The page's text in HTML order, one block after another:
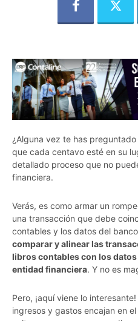
¿Alguna vez te has
que cada centavo esté en su
detallado proceso que no
financiera.
Verás, es como armar un
una transacción que debe
contables y los datos del
comparar y alinear las
libros contables con los
entidad financiera. Y no es
Pero, ¡aquí viene lo
ingresos y gastos encajan en